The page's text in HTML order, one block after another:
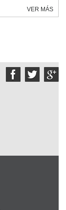
VER MÁS
  